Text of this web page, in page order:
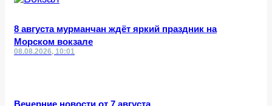
8 августа мурманчан ждёт яркий праздник на
Морском вокзале
08.08.2026, 10:01
Вечерние новости от 7 августа